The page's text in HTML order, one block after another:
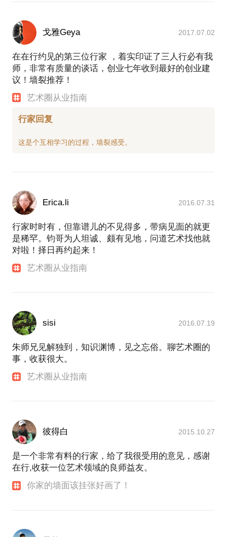
戈雅Geya 2017.07.02
在在行约见的第三位行家 ，着实印证了三人行必有我
师，非常有质量的谈话，创业七年收到最好的创业建
议！墙裂推荐！
艺术圈从业指南
行家回复
Erica.li 2016.07.31
行家时时有，但靠谱儿的不见得多，带病见面的就更
是稀罕。钧哥为人坦诚、颇有见地，问道艺术找他就
对啦！择日再约起来！
艺术圈从业指南
sisi 2016.07.19
朱师兄见解独到，知识渊博，见之忘俗。聊艺术圈的
事，收获很大。
艺术圈从业指南
彼得白 2015.10.27
是一个非常有料的行家，给了我很受用的意见，感谢
在行,收获一位艺术领域的良师益友。
你家的墙面该挂张好画了！